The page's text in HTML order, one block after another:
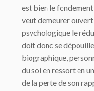
est bien le
veut demeurer ouvert
psychologique le
doit donc se
biographique,
du soi en ressort en
de la perte de son